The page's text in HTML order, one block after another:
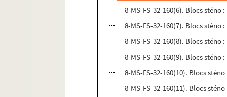
8-MS-FS-32-160(6). Blocs
8-MS-FS-32-160(7). Blocs
8-MS-FS-32-160(8). Blocs
8-MS-FS-32-160(9). Blocs
8-MS-FS-32-160(10). Blocs
8-MS-FS-32-160(11). Blocs